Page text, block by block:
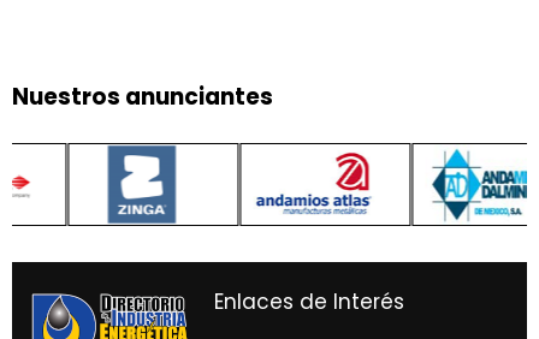
Nuestros anunciantes
Enlaces de Interés